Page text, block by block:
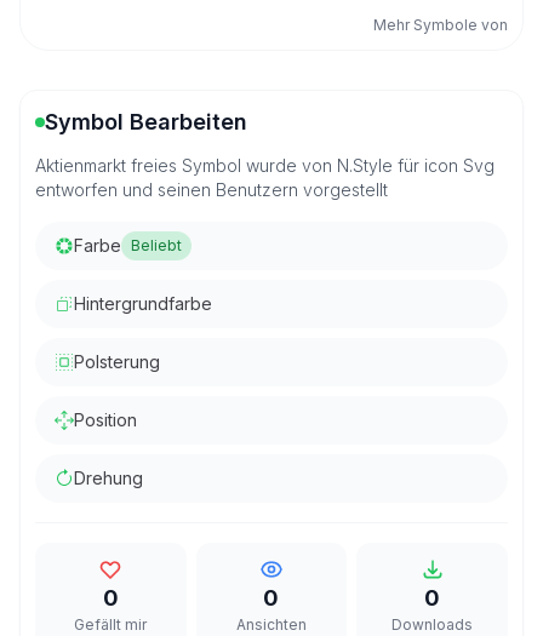
Mehr Symbole von
Symbol Bearbeiten
Aktienmarkt freies Symbol wurde von N.Style für icon Svg
entworfen und seinen Benutzern vorgestellt
Farbe Beliebt
Hintergrundfarbe
Polsterung
Position
Drehung
0
Gefällt mir
0
Ansichten
0
Downloads